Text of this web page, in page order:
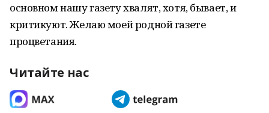
основном нашу газету хвалят, хотя, бывает, и
критикуют. Желаю моей родной газете
процветания.
Читайте нас